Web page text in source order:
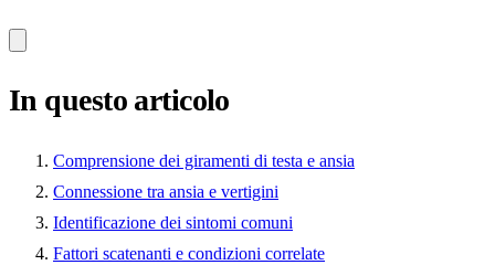
In questo articolo
Comprensione dei giramenti di testa e ansia
Connessione tra ansia e vertigini
Identificazione dei sintomi comuni
Fattori scatenanti e condizioni correlate